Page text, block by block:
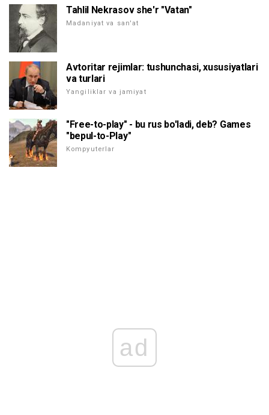
Tahlil Nekrasov she'r "Vatan"
Madaniyat va san'at
Avtoritar rejimlar: tushunchasi, xususiyatlari
va turlari
Yangiliklar va jamiyat
"Free-to-play" - bu rus bo'ladi, deb? Games
"bepul-to-Play"
Kompyuterlar
ad